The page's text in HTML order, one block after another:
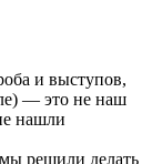
и выступов,
— это не наш
нашли
решили делать